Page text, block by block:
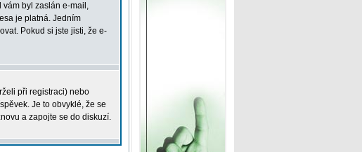
vám byl zaslán e-mail,
je platná. Jedním
Pokud si jste jisti, že e-
při registraci) nebo
Je to obvyklé, že se
a zapojte se do diskuzí.